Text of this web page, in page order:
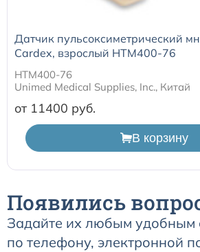
Датчик пульсоксиметрический
Cardex, взрослый HTM400-76
HTM400-76
Unimed Medical Supplies, Inc., Китай
от 11400
В корзину
Появились
Задайте их любым удобным
по телефону, электронной
Sentec
Расходные материалы к аппарату
Расходные материалы к
Расходные материалы к
Расходные материалы к аппаратам